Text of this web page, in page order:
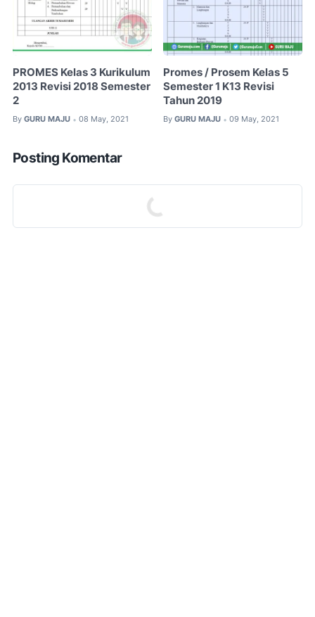
PROMES Kelas 3 Kurikulum
2013 Revisi 2018 Semester
2
By GURU MAJU • 08 May, 2021
Promes / Prosem Kelas 5
Semester 1 K13 Revisi
Tahun 2019
By GURU MAJU • 09 May, 2021
Posting Komentar